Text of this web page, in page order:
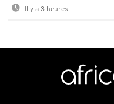
Il y a 3 heures